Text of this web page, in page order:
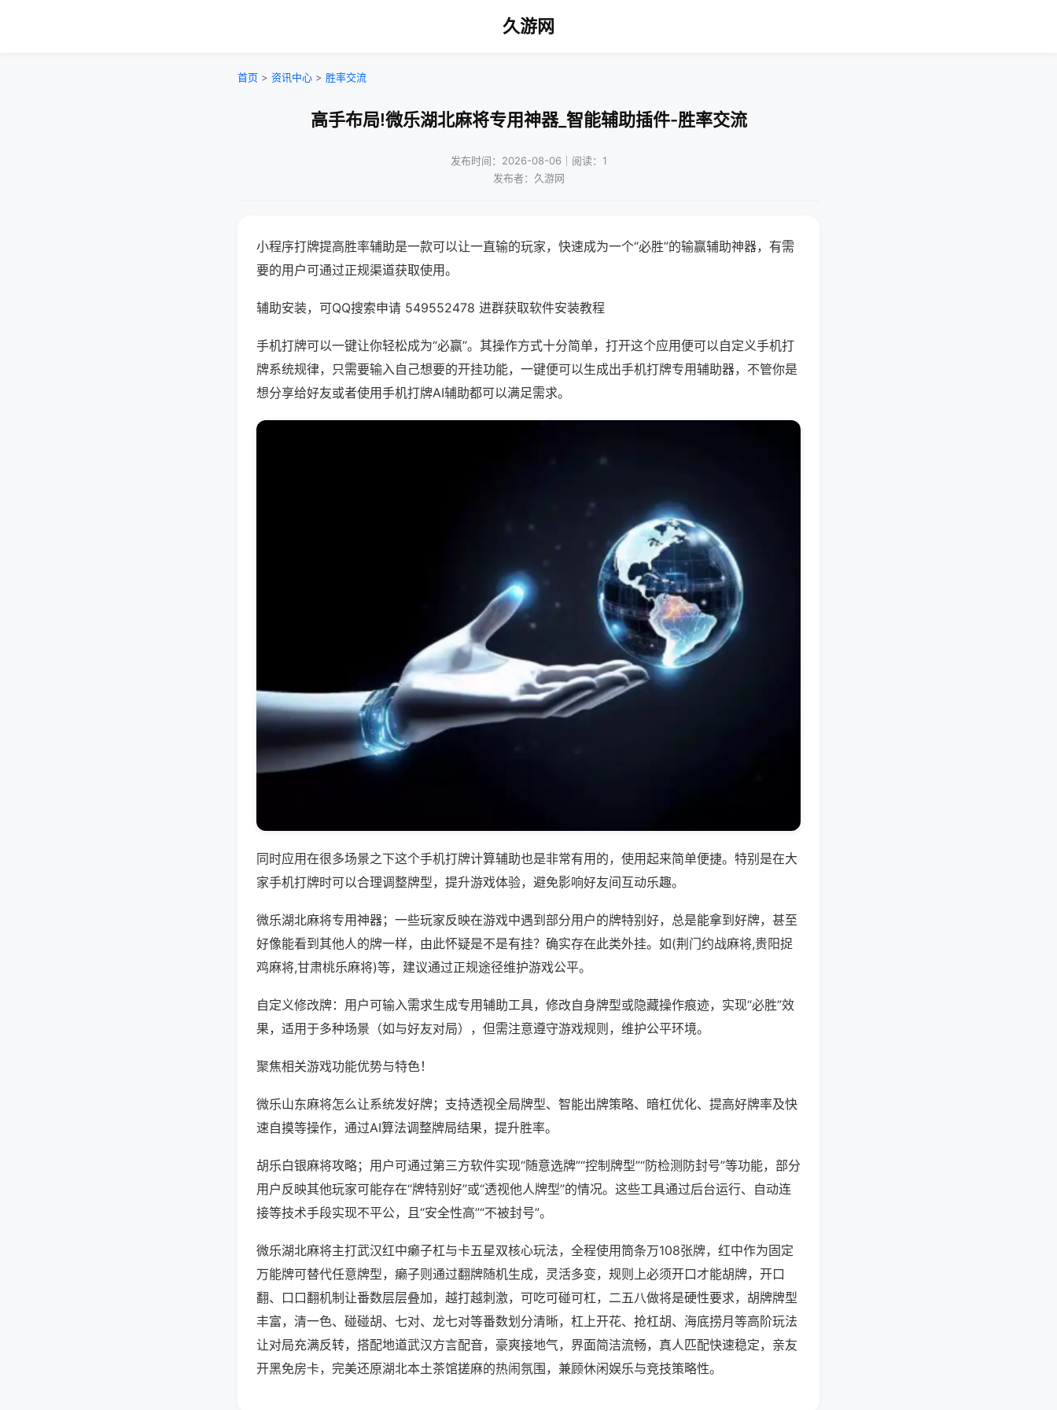
久游网
首页 > 资讯中心 > 胜率交流
高手布局!微乐湖北麻将专用神器_智能辅助插件-胜率交流
发布时间：2026-08-06｜阅读：1
发布者：久游网
小程序打牌提高胜率辅助是一款可以让一直输的玩家，快速成为一个“必胜”的输赢辅助神器，有需
要的用户可通过正规渠道获取使用。
辅助安装，可QQ搜索申请 549552478 进群获取软件安装教程
手机打牌可以一键让你轻松成为“必赢”。其操作方式十分简单，打开这个应用便可以自定义手机打
牌系统规律，只需要输入自己想要的开挂功能，一键便可以生成出手机打牌专用辅助器，不管你是
想分享给好友或者使用手机打牌AI辅助都可以满足需求。
同时应用在很多场景之下这个手机打牌计算辅助也是非常有用的，使用起来简单便捷。特别是在大
家手机打牌时可以合理调整牌型，提升游戏体验，避免影响好友间互动乐趣。
微乐湖北麻将专用神器；一些玩家反映在游戏中遇到部分用户的牌特别好，总是能拿到好牌，甚至
好像能看到其他人的牌一样，由此怀疑是不是有挂？确实存在此类外挂。如(荆门约战麻将,贵阳捉
鸡麻将,甘肃桃乐麻将)等，建议通过正规途径维护游戏公平。
自定义修改牌：用户可输入需求生成专用辅助工具，修改自身牌型或隐藏操作痕迹，实现“必胜”效
果，适用于多种场景（如与好友对局），但需注意遵守游戏规则，维护公平环境。
聚焦相关游戏功能优势与特色！
微乐山东麻将怎么让系统发好牌；支持透视全局牌型、智能出牌策略、暗杠优化、提高好牌率及快
速自摸等操作，通过AI算法调整牌局结果，提升胜率。
胡乐白银麻将攻略；用户可通过第三方软件实现“随意选牌”“控制牌型”“防检测防封号”等功能，部分
用户反映其他玩家可能存在“牌特别好”或“透视他人牌型”的情况。这些工具通过后台运行、自动连
接等技术手段实现不平公，且“安全性高”“不被封号”。
微乐湖北麻将主打武汉红中癞子杠与卡五星双核心玩法，全程使用筒条万108张牌，红中作为固定
万能牌可替代任意牌型，癞子则通过翻牌随机生成，灵活多变，规则上必须开口才能胡牌，开口
翻、口口翻机制让番数层层叠加，越打越刺激，可吃可碰可杠，二五八做将是硬性要求，胡牌牌型
丰富，清一色、碰碰胡、七对、龙七对等番数划分清晰，杠上开花、抢杠胡、海底捞月等高阶玩法
让对局充满反转，搭配地道武汉方言配音，豪爽接地气，界面简洁流畅，真人匹配快速稳定，亲友
开黑免房卡，完美还原湖北本土茶馆搓麻的热闹氛围，兼顾休闲娱乐与竞技策略性。